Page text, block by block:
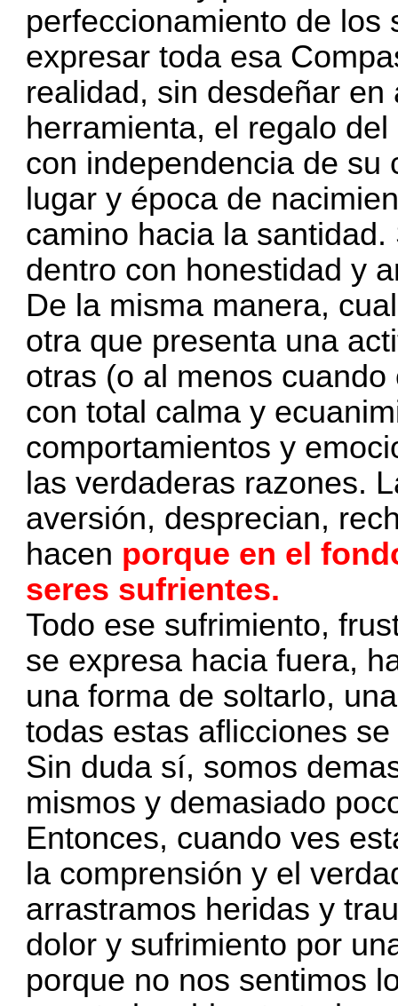
perfeccionamiento de los
expresar toda esa
realidad, sin desdeñar
herramienta, el regalo
con independencia de su
lugar y época de
camino hacia la
dentro con honestidad y
De la misma manera,
otra que presenta una
otras (o al menos
con total calma y
comportamientos y
las verdaderas razones.
aversión, desprecian,
hacen porque en el
seres sufrientes.
Todo ese sufrimiento,
se expresa hacia fuera,
una forma de soltarlo,
todas estas aflicciones
Sin duda sí, somos
mismos y demasiado
Entonces, cuando ves
la comprensión y el
arrastramos heridas y
dolor y sufrimiento por
porque no nos sentimos